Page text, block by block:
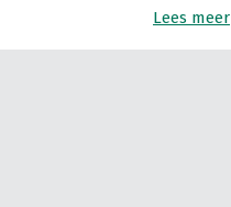
Lees meer